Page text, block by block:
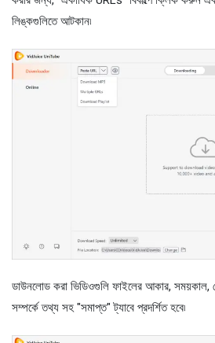
লিঙ্কগুলিতে আটকান৷
ডাউনলোড করা ভিডিওগুলি ফাইলের আকার, সময়কাল,
সম্পর্কে তথ্য সহ "সমাপ্ত" ট্যাবে প্রদর্শিত হবে৷